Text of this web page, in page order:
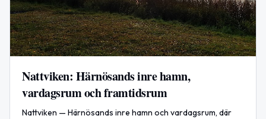
Nattviken: Härnösands inre hamn,
vardagsrum och framtidsrum
Nattviken — Härnösands inre hamn och vardagsrum, där